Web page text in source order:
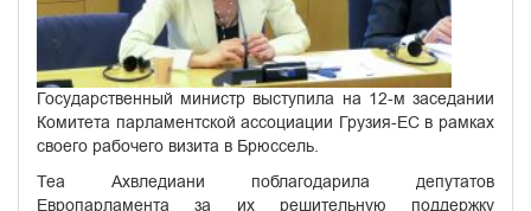
Государственный министр выступила на 12-м заседании
Комитета парламентской ассоциации Грузия-ЕС в рамках
своего рабочего визита в Брюссель.
Теа Ахвледиани поблагодарила депутатов
Европарламента за их решительную поддержку